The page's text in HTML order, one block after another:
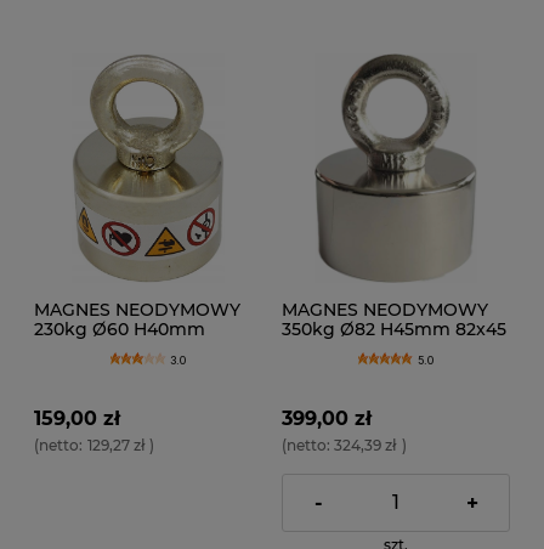
MAGNES NEODYMOWY
230kg Ø60 H40mm
60x40 N52
3.0
159,00 zł
(netto: 129,27 zł )
MAGNES NEODYMOWY
350kg Ø82 H45mm 82x45
5.0
399,00 zł
(netto: 324,39 zł )
- +
szt.